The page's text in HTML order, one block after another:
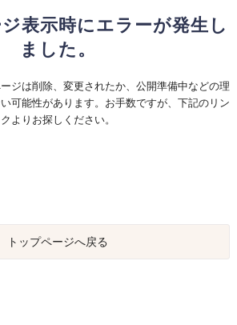
表示時にエラーが発生し
ました。
ジは削除、変更されたか、公開準備中などの理
可能性があります。お手数ですが、下記のリン
クよりお探しください。
トップページへ戻る